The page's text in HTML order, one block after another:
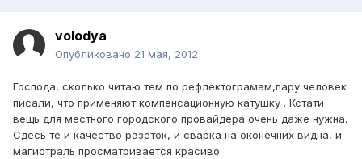
volodya
Опубликовано 21 мая, 2012
Господа, сколько читаю тем по рефлектограмам,пару человек
писали, что применяют компенсационную катушку . Кстати
вещь для местного городского провайдера очень даже нужна.
Сдесь те и качество разеток, и сварка на оконечних видна, и
магистраль просматривается красиво.